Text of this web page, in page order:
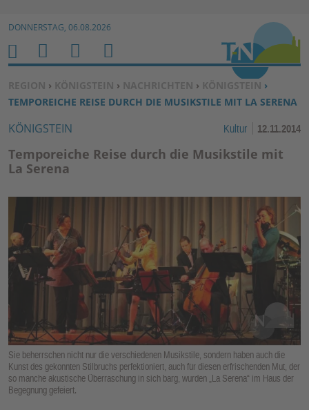
Zum Inhalt springen ↓
DONNERSTAG, 06.08.2026
SIE BEFINDEN SICH HIER:
REGION › KÖNIGSTEIN › NACHRICHTEN › KÖNIGSTEIN ›
TEMPOREICHE REISE DURCH DIE MUSIKSTILE MIT LA SERENA
KÖNIGSTEIN Kultur 12.11.2014
Temporeiche Reise durch die Musikstile mit
La Serena
Sie beherrschen nicht nur die verschiedenen Musikstile, sondern haben auch die
Kunst des gekonnten Stilbruchs perfektioniert, auch für diesen erfrischenden Mut, der
so manche akustische Überraschung in sich barg, wurden „La Serena“ im Haus der
Begegnung gefeiert.
H
O
M
E
M
E
N
U
S
U
C
H
E
N
B
E
N
Z
F
K
TI
O
N
E
N